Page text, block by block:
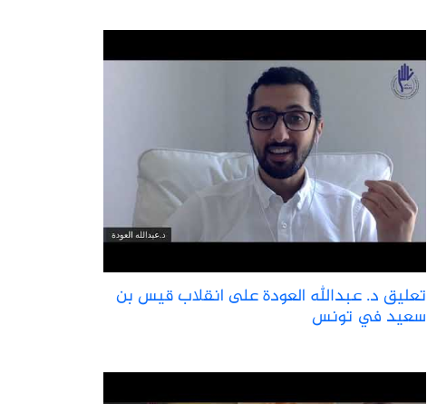
تعليق د. عبدالله العودة علی انقلاب قيس بن
سعيد في تونس